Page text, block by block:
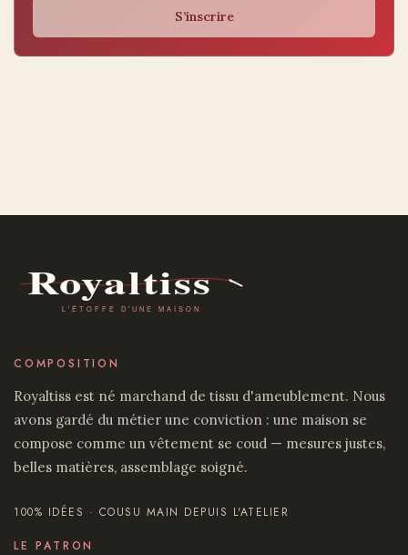
S’inscrire
COMPOSITION
Royaltiss est né marchand de tissu d'ameublement. Nous
avons gardé du métier une conviction : une maison se
compose comme un vêtement se coud — mesures justes,
belles matières, assemblage soigné.
100% IDÉES · COUSU MAIN DEPUIS L'ATELIER
LE PATRON